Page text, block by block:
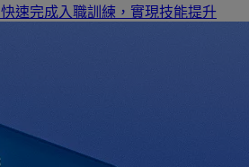
快速完成入職訓練，實現技能提升